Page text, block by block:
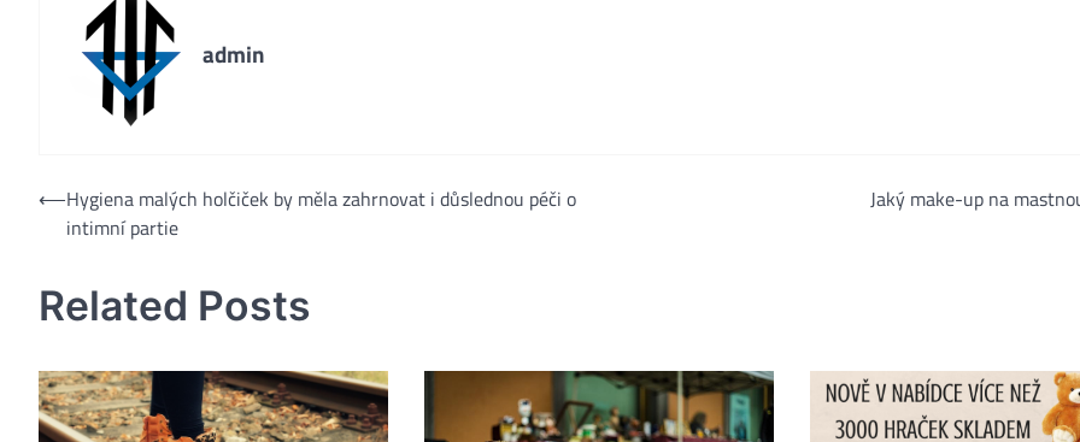
admin
Navigace
pro
⟵Hygiena malých holčiček by měla zahrnovat i důslednou péči o
intimní partie
Jaký make-up na
Related Posts